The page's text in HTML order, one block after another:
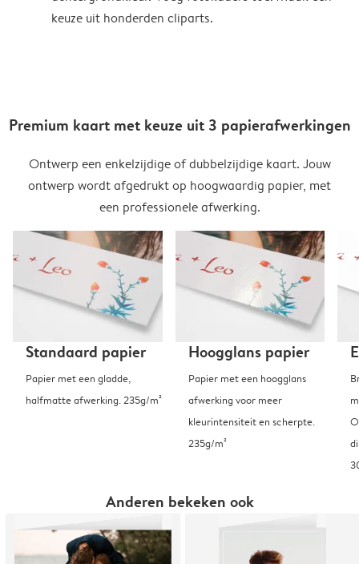
keuze uit honderden cliparts.
Premium kaart met keuze uit 3 papierafwerkingen
Ontwerp een enkelzijdige of dubbelzijdige kaart. Jouw
ontwerp wordt afgedrukt op hoogwaardig papier, met
een professionele afwerking.
Standaard papier
Papier met een gladde,
halfmatte afwerking. 235g/m²
Hoogglans papier
Papier met een hoogglans
afwerking voor meer
kleurintensiteit en scherpte.
235g/m²
Anderen bekeken ook